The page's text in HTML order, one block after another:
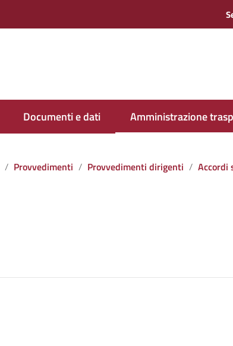
Documenti e dati Amministrazione
Provvedimenti Provvedimenti dirigenti
Accordi stipulati